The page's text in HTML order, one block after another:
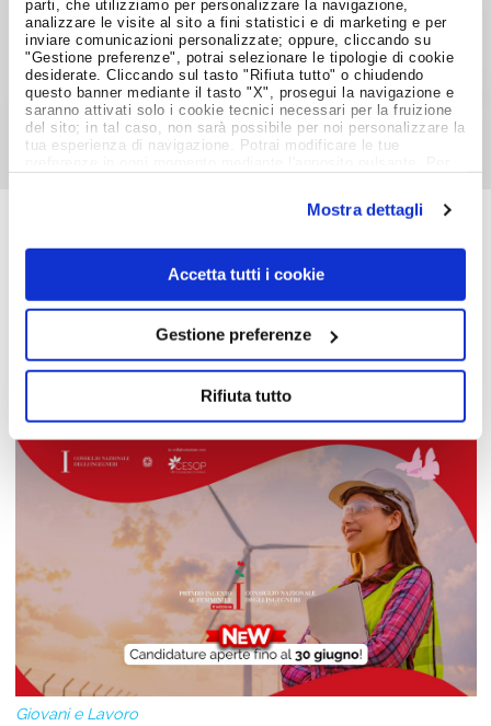
parti, che utilizziamo per personalizzare la navigazione,
analizzare le visite al sito a fini statistici e di marketing e per
inviare comunicazioni personalizzate; oppure, cliccando su
"Gestione preferenze", potrai selezionare le tipologie di cookie
desiderate. Cliccando sul tasto "Rifiuta tutto" o chiudendo
questo banner mediante il tasto "X", prosegui la navigazione e
saranno attivati solo i cookie tecnici necessari per la fruizione
del sito; in tal caso, non sarà possibile per noi personalizzare la
tua esperienza di navigazione. Potrai modificare le tue
Mostra dettagli
Accetta tutti i cookie
Gestione preferenze
Rifiuta tutto
Condividi su:
Job Meeting
MAGAZINE
Notizie dal Mondo del Lavoro
Giovani e Lavoro